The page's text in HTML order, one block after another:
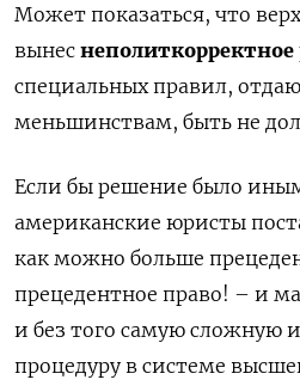
Может показаться, что
вынес неполиткорректное
специальных правил,
меньшинствам, быть не
Если бы решение было
американские юристы
как можно больше
прецедентное право! – и
и без того самую сложную
процедуру в системе